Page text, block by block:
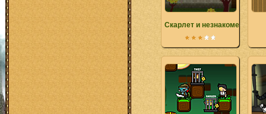
Скарлет и незнакомец